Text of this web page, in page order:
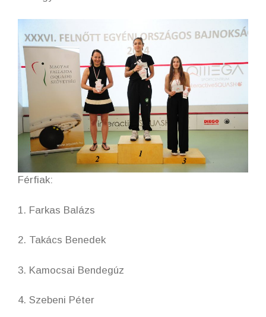
Férfiak:
1. Farkas Balázs
2. Takács Benedek
3. Kamocsai Bendegúz
4. Szebeni Péter